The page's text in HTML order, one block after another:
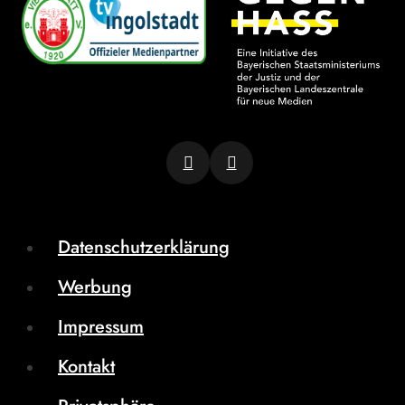
Datenschutzerklärung
Werbung
Impressum
Kontakt